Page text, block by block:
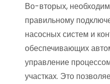
Во-вторых,
правильному
насосных систем и
обеспечивающих
управление
участках. Это